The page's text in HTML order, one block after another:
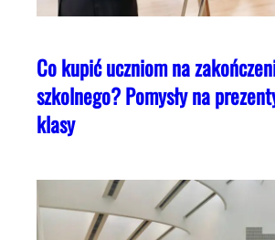
Co kupić uczniom na
szkolnego? Pomysły na
klasy